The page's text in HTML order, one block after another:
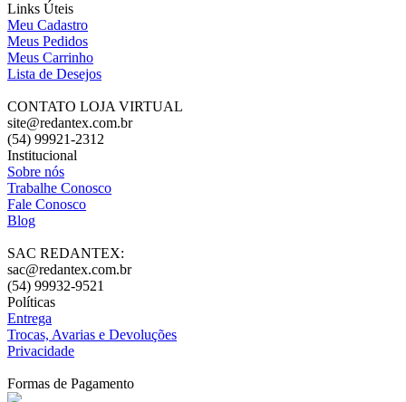
Links Úteis
Meu Cadastro
Meus Pedidos
Meus Carrinho
Lista de Desejos
CONTATO LOJA VIRTUAL
site@redantex.com.br
(54) 99921-2312
Institucional
Sobre nós
Trabalhe Conosco
Fale Conosco
Blog
SAC REDANTEX:
sac@redantex.com.br
(54) 99932-9521
Políticas
Entrega
Trocas, Avarias e Devoluções
Privacidade
Formas de Pagamento